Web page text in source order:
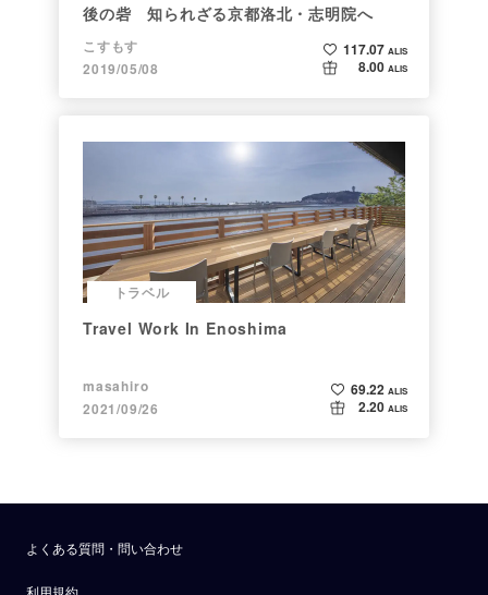
後の砦 知られざる京都洛北・志明院へ
こすもす
2019/05/08
117.07 ALIS
8.00 ALIS
トラベル
Travel Work In Enoshima
masahiro
2021/09/26
69.22 ALIS
2.20 ALIS
よくある質問・問い合わせ
利用規約